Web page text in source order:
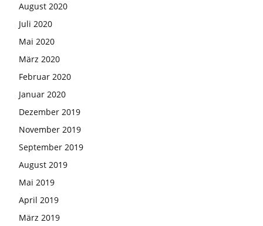
August 2020
Juli 2020
Mai 2020
März 2020
Februar 2020
Januar 2020
Dezember 2019
November 2019
September 2019
August 2019
Mai 2019
April 2019
März 2019